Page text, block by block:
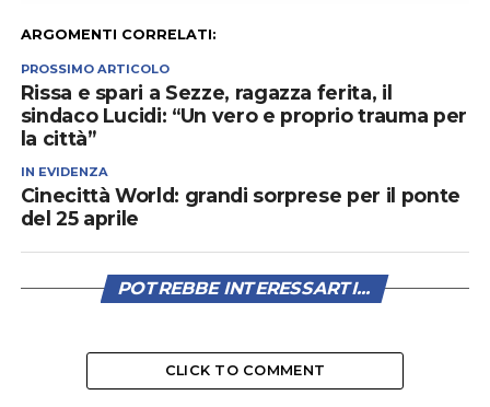
ARGOMENTI CORRELATI:
PROSSIMO ARTICOLO
Rissa e spari a Sezze, ragazza ferita, il
sindaco Lucidi: “Un vero e proprio trauma per
la città”
IN EVIDENZA
Cinecittà World: grandi sorprese per il ponte
del 25 aprile
POTREBBE INTERESSARTI...
CLICK TO COMMENT